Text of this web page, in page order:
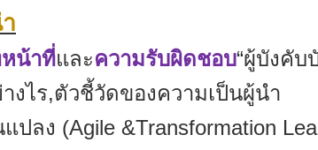
น้าที่และความรับผิดชอบ“ผู้บังคับ
งไร,ตัวชี้วัดของความเป็นผู้นำ
แปลง (Agile &Transformation